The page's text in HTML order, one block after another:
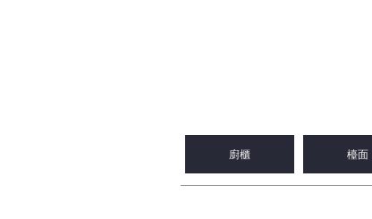
廚櫃 檯面